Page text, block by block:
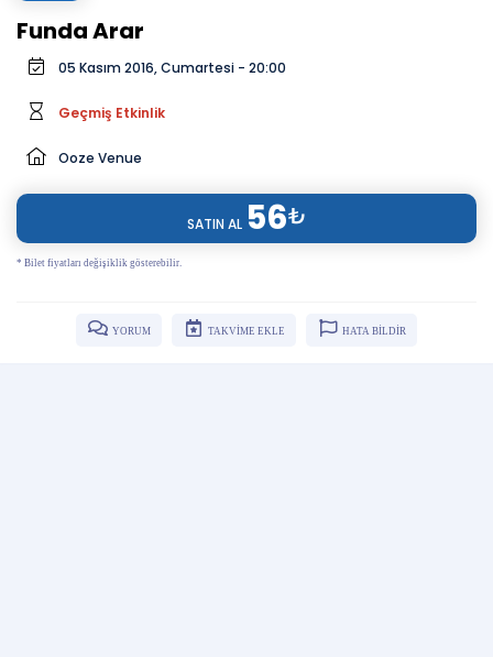
Funda Arar
05 Kasım 2016, Cumartesi - 20:00
Geçmiş Etkinlik
Ooze Venue
SATIN AL 56₺
* Bilet fiyatları değişiklik gösterebilir.
YORUM TAKVİME EKLE HATA BİLDİR